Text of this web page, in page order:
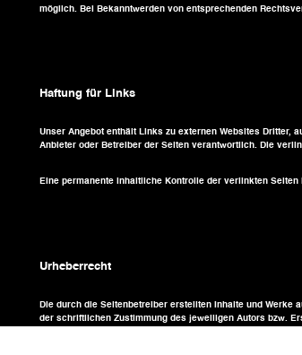
möglich. Bei Bekanntwerden von entsprechenden
Haftung für Links
Unser Angebot enthält Links zu externen Websites Dritter,
Anbieter oder Betreiber der Seiten verantwortlich. Die
Eine permanente inhaltliche Kontrolle der verlinkten
Urheberrecht
Die durch die Seitenbetreiber erstellten Inhalte und Werke
der schriftlichen Zustimmung des jeweiligen Autors bzw.